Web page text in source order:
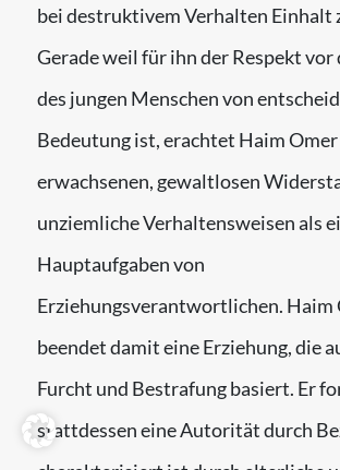
bei destruktivem Verhalten Einhalt
Gerade weil für ihn der Respekt vor
des jungen Menschen von
Bedeutung ist, erachtet Haim Omer
erwachsenen, gewaltlosen
unziemliche Verhaltensweisen als
Hauptaufgaben von
Erziehungsverantwortlichen. Haim
beendet damit eine Erziehung, die
Furcht und Bestrafung basiert. Er
stattdessen eine Autorität durch